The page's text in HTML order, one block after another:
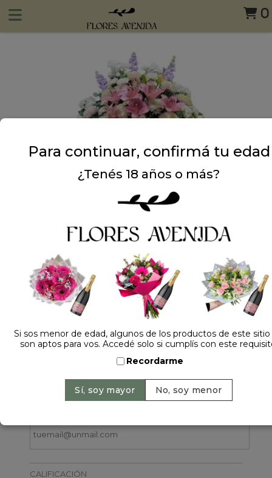
0
1 opinión +
Dejá tu opinión
CALIFICACIÓN
Para continuar, confirmá tu edad
¿Tenés 18 años o más?
Si sos menor de edad, algunos de los productos de este
son aptos para vos. Accedé solo si cumplís con este
Recordarme